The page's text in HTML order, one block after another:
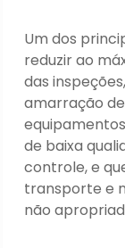
Um dos
reduzir ao
das
amarração
de baixa
controle, e
transporte e
não